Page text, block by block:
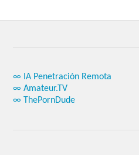
∞ IA Penetración Remota
∞ Amateur.TV
∞ ThePornDude